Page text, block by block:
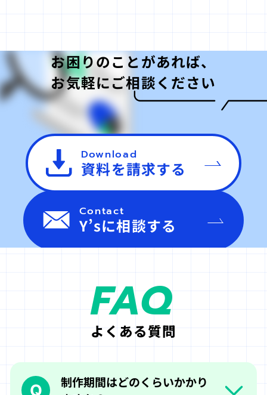
お困りのことがあれば、
お気軽にご相談ください
Download
資料を請求する
Contact
Y’sに相談する
よくある質問
FAQ
Q
制作期間はどのくらいかかり